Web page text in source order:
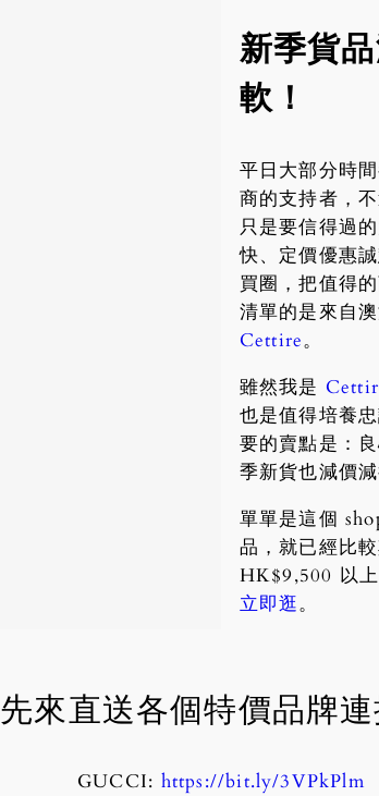
新季貨
軟！
平日大部分時
商的支持者，
只是要信得過
快、定價優惠
買圈，把值得
清單的是來自
Cettire。
雖然我是
也是值得培養
要的賣點是：
季新貨也減價減
單單是這個
品，就已經比
HK$9,500 以
立即逛。
先來直送各個特價品牌
GUCCI: https://bit.ly/3VPkPlm